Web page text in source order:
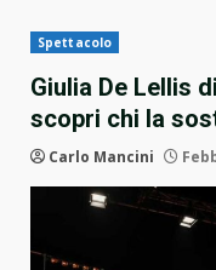
Spettacolo
Giulia De Lellis
scopri chi la
Carlo Mancini